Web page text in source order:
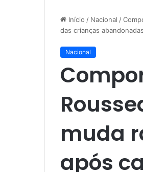
Início / Nacional /
das crianças abandonadas
Nacional
muda
após